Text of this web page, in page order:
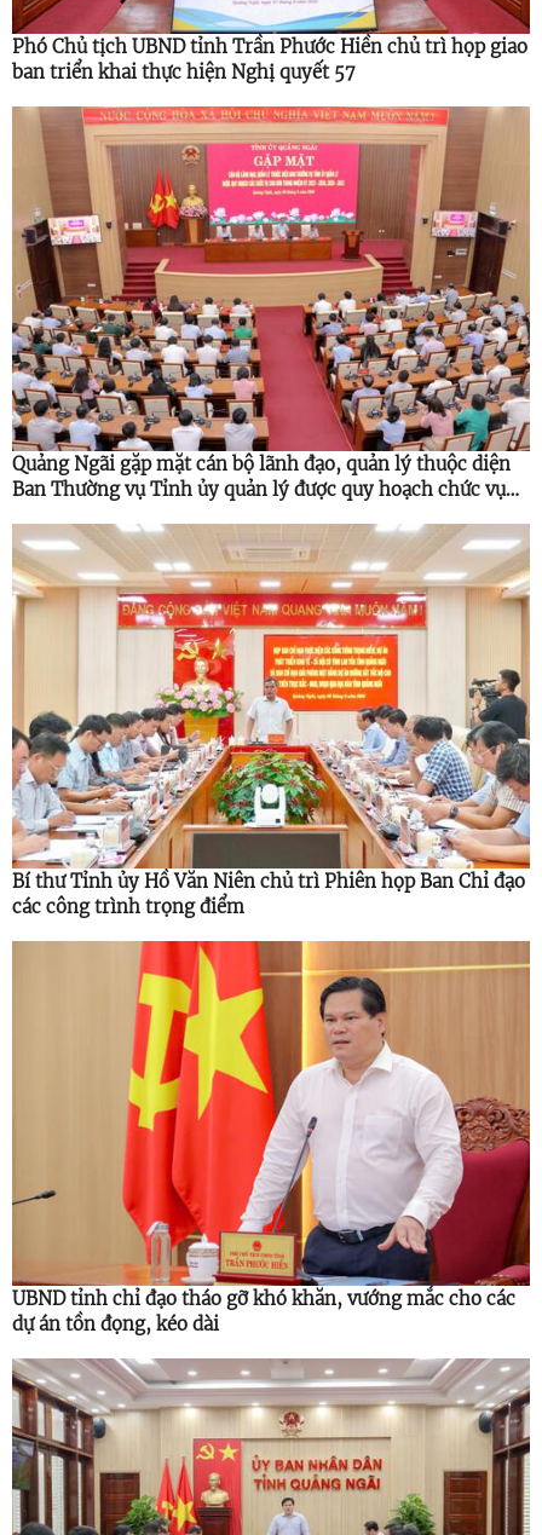
Phó Chủ tịch UBND tỉnh Trần Phước Hiền chủ trì họp giao
ban triển khai thực hiện Nghị quyết 57
Quảng Ngãi gặp mặt cán bộ lãnh đạo, quản lý thuộc diện
Ban Thường vụ Tỉnh ủy quản lý được quy hoạch chức vụ
Bí thư Tỉnh ủy Hồ Văn Niên chủ trì Phiên họp Ban Chỉ đạo
các công trình trọng điểm
UBND tỉnh chỉ đạo tháo gỡ khó khăn, vướng mắc cho các
dự án tồn đọng, kéo dài